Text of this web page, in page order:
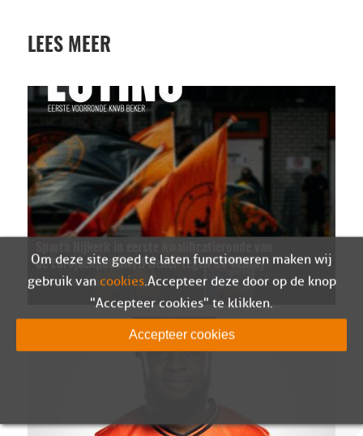
LEES MEER
de Eurojackpot KNVB Beker tegen SV Venray
07-08-2026
Om deze site goed te laten functioneren maken wij
gebruik van cookies. Accepteer deze door op de knop
"Accepteer cookies" te klikken.
Accepteer cookies